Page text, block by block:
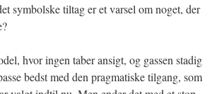
symbolske tiltag er et varsel om noget, der
hvor ingen taber ansigt, og gassen stadig
bedst med den pragmatiske tilgang, som